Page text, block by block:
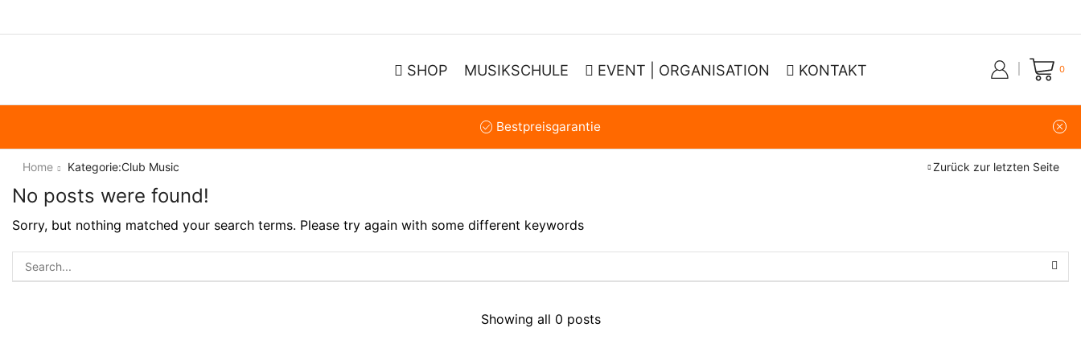
SHOP MUSIKSCHULE EVENT | ORGANISATION KONTAKT 0
Bestpreisgarantie
Zurück zur letzten Seite
Home Kategorie:Club Music
No posts were found!
Sorry, but nothing matched your search terms. Please try again with some different keywords
Showing all 0 posts